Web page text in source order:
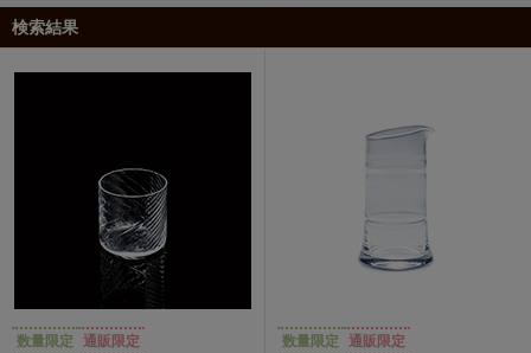
検索結果
数量限定 通販限定 数量限定 通販限定